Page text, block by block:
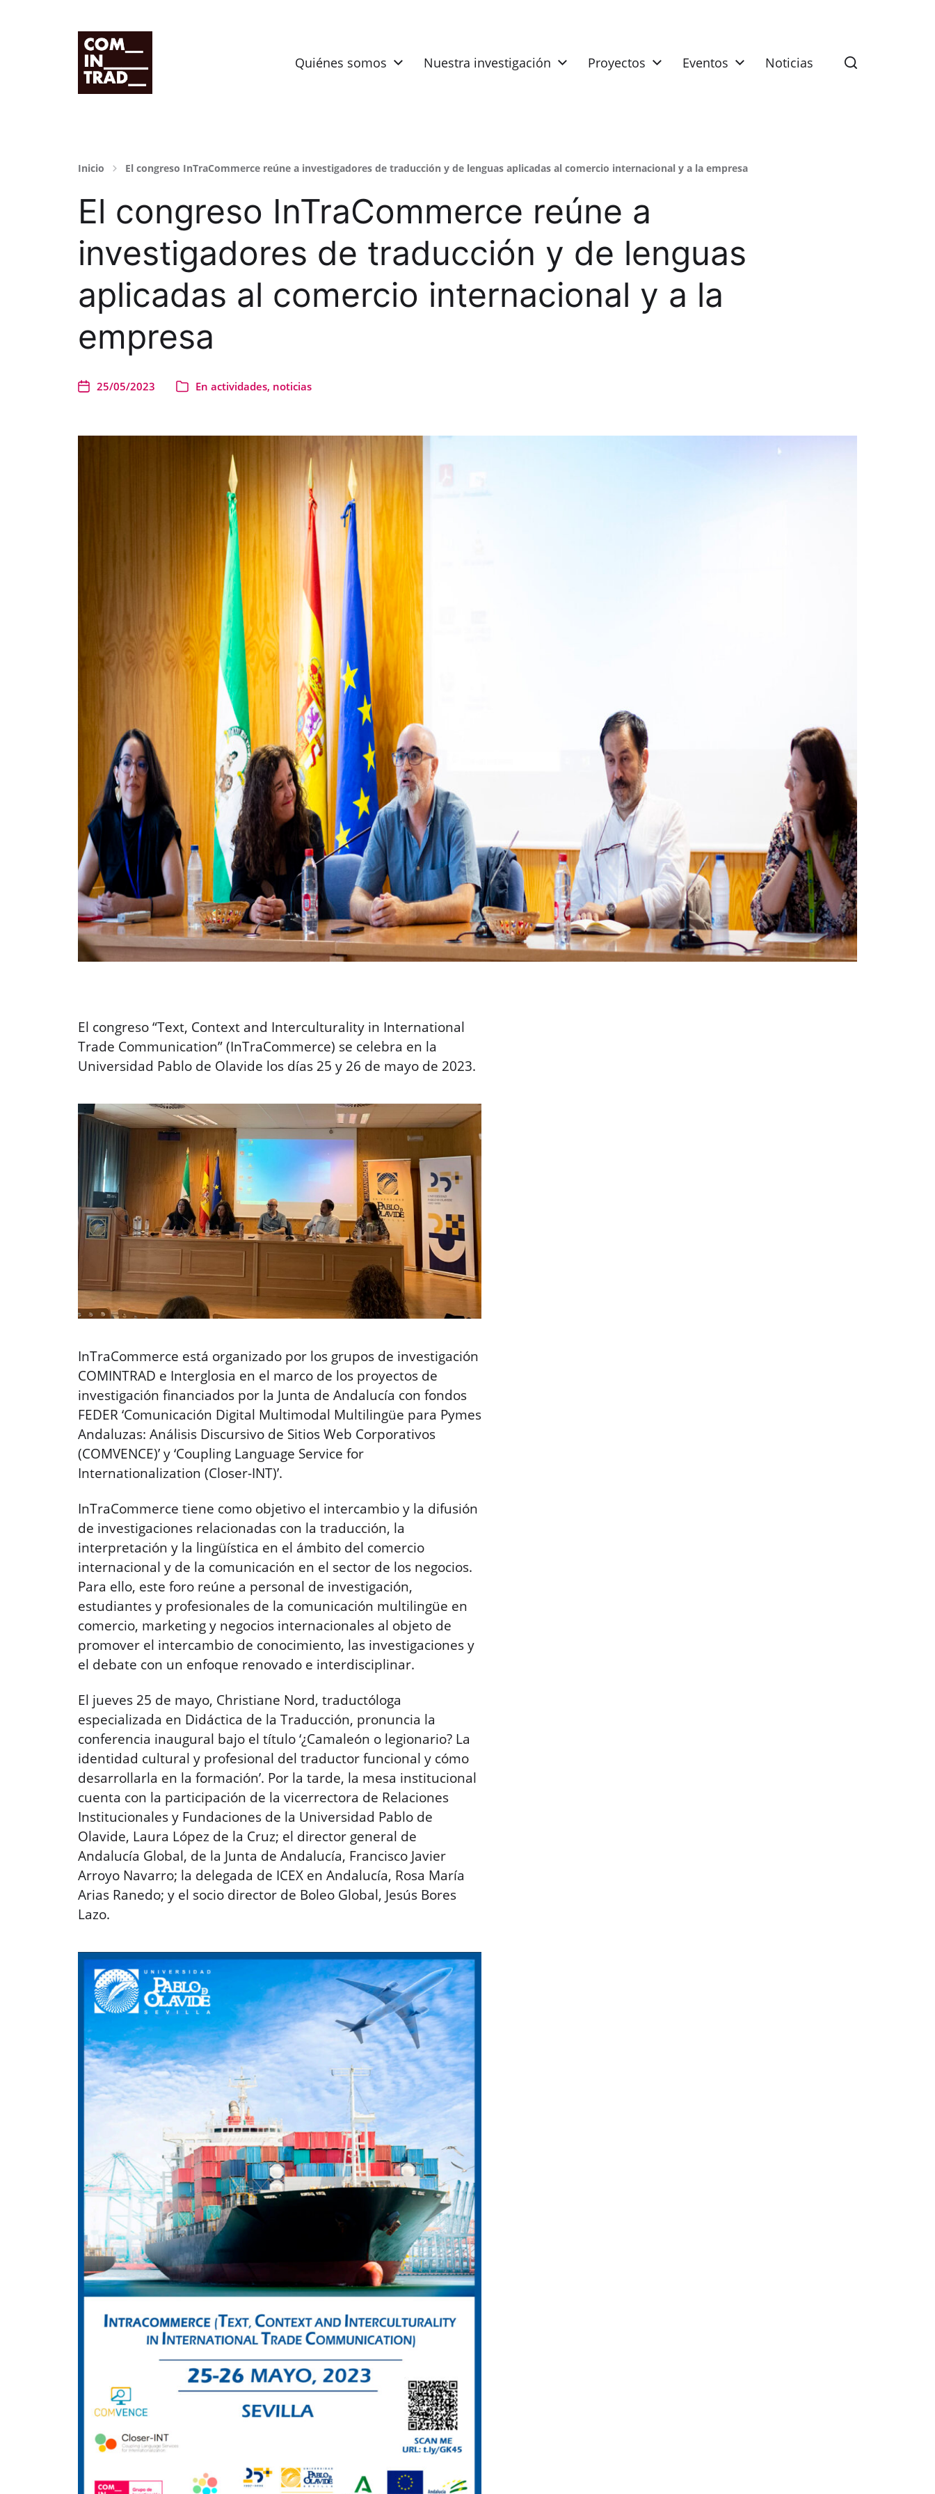
Grupo de investigación HUM-995 Quiénes somos Nuestra investigación Proyectos Eventos Noticias
Inicio El congreso InTraCommerce reúne a investigadores de traducción y de lenguas aplicadas al comercio internacional y a la empresa
El congreso InTraCommerce reúne a
investigadores de traducción y de lenguas
aplicadas al comercio internacional y a la
empresa
25/05/2023 En actividades, noticias
El congreso “Text, Context and Interculturality in International
Trade Communication” (InTraCommerce) se celebra en la
Universidad Pablo de Olavide los días 25 y 26 de mayo de 2023.
InTraCommerce está organizado por los grupos de investigación
COMINTRAD e Interglosia en el marco de los proyectos de
investigación financiados por la Junta de Andalucía con fondos
FEDER ‘Comunicación Digital Multimodal Multilingüe para Pymes
Andaluzas: Análisis Discursivo de Sitios Web Corporativos
(COMVENCE)’ y ‘Coupling Language Service for
Internationalization (Closer-INT)’.
InTraCommerce tiene como objetivo el intercambio y la difusión
de investigaciones relacionadas con la traducción, la
interpretación y la lingüística en el ámbito del comercio
internacional y de la comunicación en el sector de los negocios.
Para ello, este foro reúne a personal de investigación,
estudiantes y profesionales de la comunicación multilingüe en
comercio, marketing y negocios internacionales al objeto de
promover el intercambio de conocimiento, las investigaciones y
el debate con un enfoque renovado e interdisciplinar.
El jueves 25 de mayo, Christiane Nord, traductóloga
especializada en Didáctica de la Traducción, pronuncia la
conferencia inaugural bajo el título ‘¿Camaleón o legionario? La
identidad cultural y profesional del traductor funcional y cómo
desarrollarla en la formación’. Por la tarde, la mesa institucional
cuenta con la participación de la vicerrectora de Relaciones
Institucionales y Fundaciones de la Universidad Pablo de
Olavide, Laura López de la Cruz; el director general de
Andalucía Global, de la Junta de Andalucía, Francisco Javier
Arroyo Navarro; la delegada de ICEX en Andalucía, Rosa María
Arias Ranedo; y el socio director de Boleo Global, Jesús Bores
Lazo.